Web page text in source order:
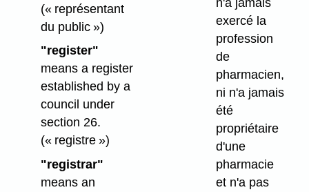
(« représentant
du public »)
"register"
means a register
established by a
council under
section 26.
(« registre »)
"registrar"
means an
exercé la
profession
de
pharmacien,
ni n'a jamais
été
propriétaire
d'une
pharmacie
et n'a pas